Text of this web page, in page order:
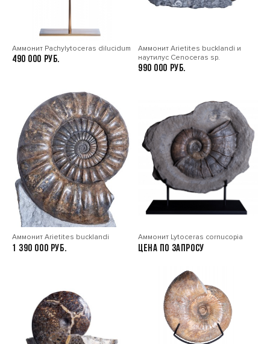
Аммонит Pachylytoceras dilucidum
490 000
Аммонит Arietites bucklandi и
наутилус Cenoceras sp.
990 000
Аммонит Arietites bucklandi
1 390 000
Аммонит Lytoceras cornucopia
Цена по запросу